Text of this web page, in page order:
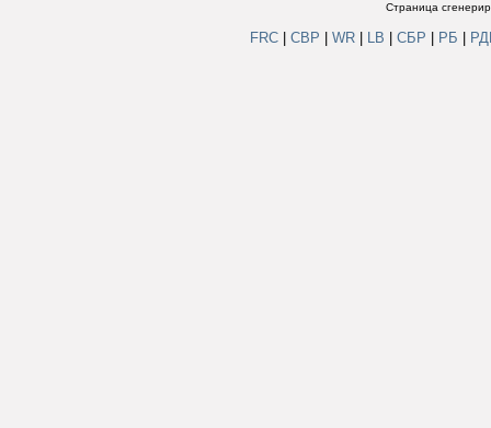
Страница
FRC СВР WR LB СБР РБ